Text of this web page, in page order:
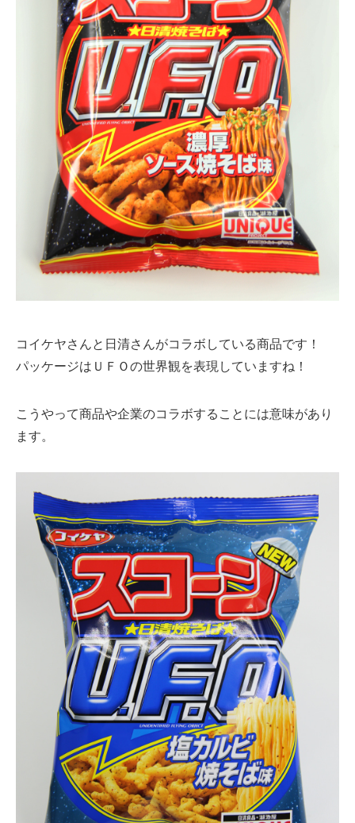
コイケヤさんと日清さんがコラボしている商品です！
パッケージはＵＦＯの世界観を表現していますね！
こうやって商品や企業のコラボすることには意味があり
ます。